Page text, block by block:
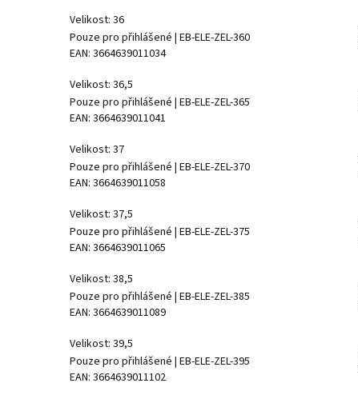
Velikost: 36
Pouze pro přihlášené | EB-ELE-ZEL-360
EAN: 3664639011034
Velikost: 36,5
Pouze pro přihlášené | EB-ELE-ZEL-365
EAN: 3664639011041
Velikost: 37
Pouze pro přihlášené | EB-ELE-ZEL-370
EAN: 3664639011058
Velikost: 37,5
Pouze pro přihlášené | EB-ELE-ZEL-375
EAN: 3664639011065
Velikost: 38,5
Pouze pro přihlášené | EB-ELE-ZEL-385
EAN: 3664639011089
Velikost: 39,5
Pouze pro přihlášené | EB-ELE-ZEL-395
EAN: 3664639011102